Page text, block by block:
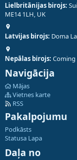
Lielbritānijas birojs:
ME14 1LH, UK
Latvijas birojs: Doma
Nepālas birojs: Coming
Navigācija
Mājas
Vietnes karte
RSS
Pakalpojumu
Podkāsts
Statusa Lapa
Daļa no